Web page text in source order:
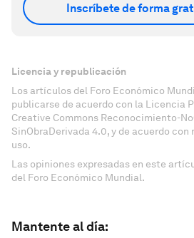
Inscríbete de forma
Licencia y republicación
Los artículos del Foro Económico
publicarse de acuerdo con la Licencia
Creative Commons Reconocimiento-
SinObraDerivada 4.0, y de acuerdo
uso.
Las opiniones expresadas en este
del Foro Económico Mundial.
Mantente al día: